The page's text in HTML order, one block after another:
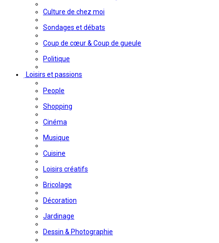
Culture de chez moi
Sondages et débats
Coup de cœur & Coup de gueule
Politique
Loisirs et passions
People
Shopping
Cinéma
Musique
Cuisine
Loisirs créatifs
Bricolage
Décoration
Jardinage
Dessin & Photographie